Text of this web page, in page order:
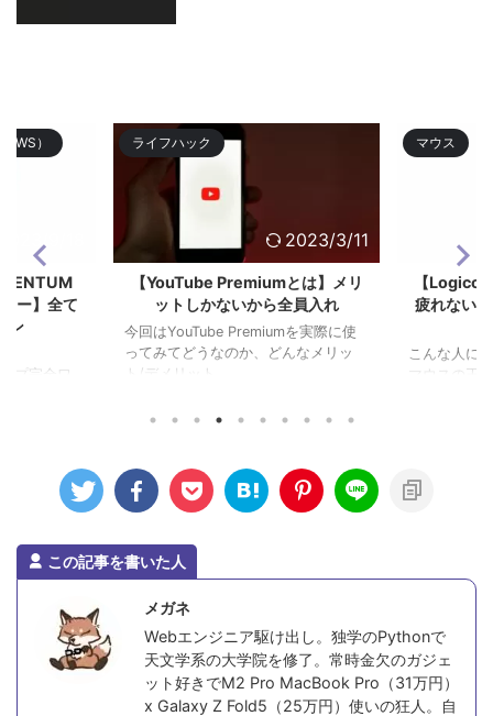
）
9/18
ー】全て
ン
プ完全ワ
ライフハック
2023/3/11
【YouTube Premiumとは】メリ
ットしかないから全員入れ
今回はYouTube Premiumを実際に使
ってみてどうなのか、どんなメリッ
ト/デメリット ...
マウス
【
疲れない
こんな人に
マウスの王
この記事を書いた人
メガネ
Webエンジニア駆け出し。独学のPythonで
天文学系の大学院を修了。常時金欠のガジェ
ット好きでM2 Pro MacBook Pro（31万円）
x Galaxy Z Fold5（25万円）使いの狂人。自